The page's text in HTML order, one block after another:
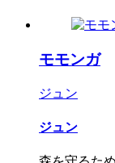
モモンガ
ジュン
ジュン